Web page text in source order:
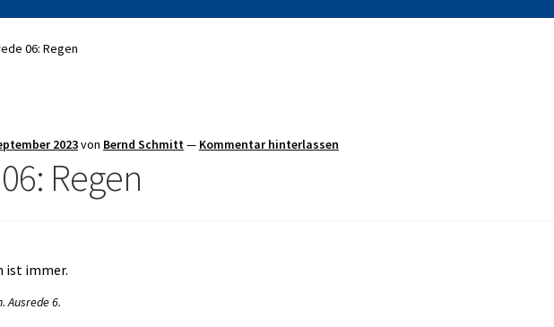
06: Regen
2023von Bernd Schmitt— Kommentar hinterlassen
Regen
Ausrede 6.